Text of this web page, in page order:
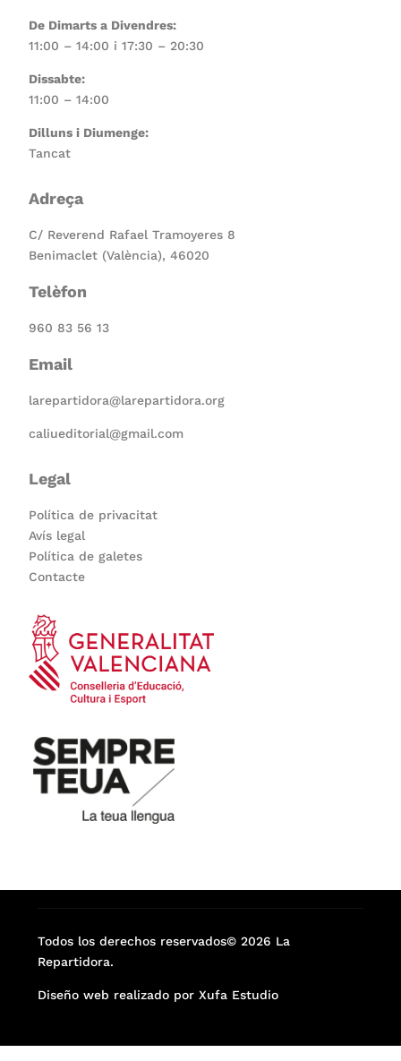
De Dimarts a Divendres:
11:00 – 14:00 i 17:30 – 20:30
Dissabte:
11:00 – 14:00
Dilluns i Diumenge:
Tancat
Adreça
C/ Reverend Rafael Tramoyeres 8
Benimaclet (València), 46020
Telèfon
960 83 56 13
Email
larepartidora@larepartidora.org
caliueditorial@gmail.com
Legal
Política de privacitat
Avís legal
Política de galetes
Contacte
Todos los derechos reservados© 2026 La
Repartidora.
Diseño web realizado por Xufa Estudio